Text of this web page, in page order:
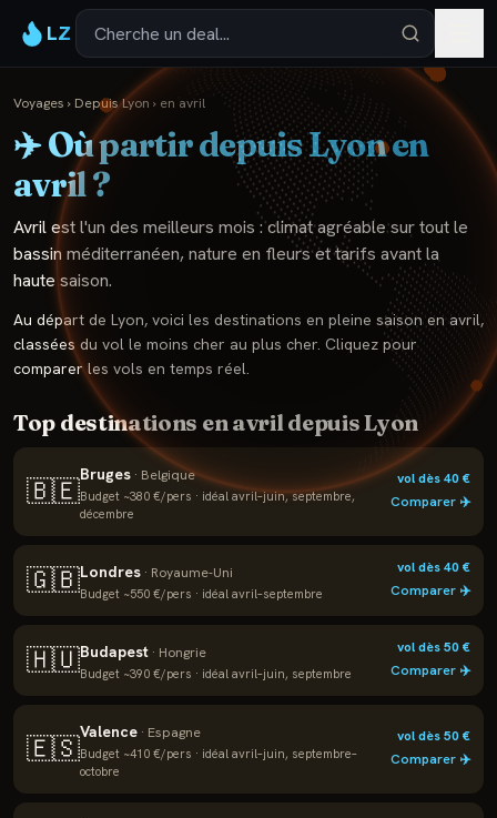
LZ
Voyages › DepuisLyon › en avril
✈️ Où partir depuisLyonen
avril?
Avril est l'un des meilleurs mois : climat agréable sur tout le
bassin méditerranéen, nature en fleurs et tarifs avant la
haute saison.
Au départ de Lyon, voici les destinations en pleine saison enavril,
classées du vol le moins cher au plus cher. Cliquez pour
comparer les vols en temps réel.
Top destinations enavrildepuisLyon
🇧🇪Bruges · Belgique
Budget ~380 €/pers · idéal avril–juin, septembre,
décembre
vol dès40€
Comparer ✈️
🇬🇧Londres · Royaume-Uni
Budget ~550 €/pers · idéal avril–septembre
vol dès40€
Comparer ✈️
🇭🇺Budapest · Hongrie
Budget ~390 €/pers · idéal avril–juin, septembre
vol dès50€
Comparer ✈️
🇪🇸Valence · Espagne
Budget ~410 €/pers · idéal avril–juin, septembre–
octobre
vol dès50€
Comparer ✈️